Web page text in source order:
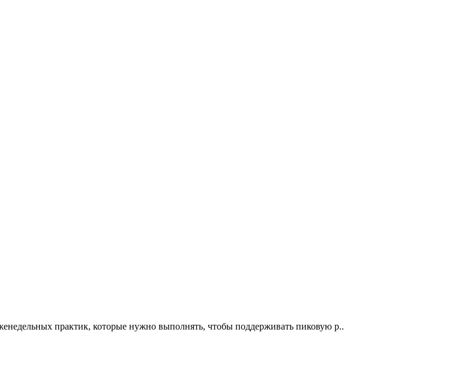
практик, которые нужно выполнять, чтобы поддерживать пиковую р..